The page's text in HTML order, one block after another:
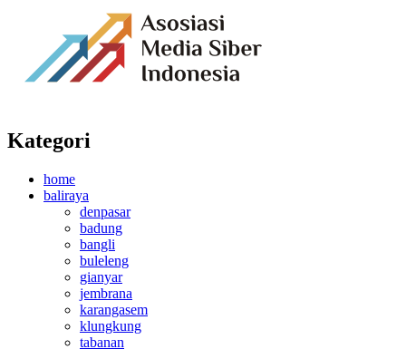
Kategori
home
baliraya
denpasar
badung
bangli
buleleng
gianyar
jembrana
karangasem
klungkung
tabanan